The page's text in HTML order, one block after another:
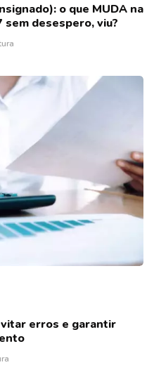
o que MUDA na
sem desespero, viu?
erros e garantir